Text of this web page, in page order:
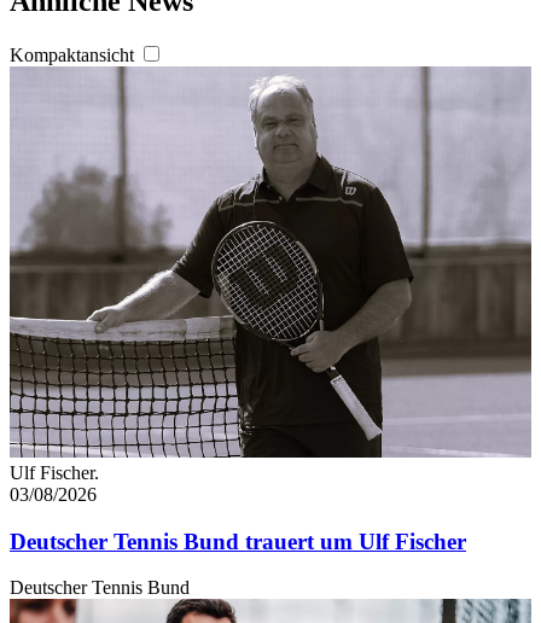
zu können und die Zugriffe auf unsere Website zu
analysieren. Außerdem geben wir Informationen zu Ihrer
Verwendung unserer Website an unsere Partner für
soziale Medien, Werbung und Analysen weiter. Unsere
Partner führen diese Informationen möglicherweise mit
weiteren Daten zusammen, die Sie ihnen bereitgestellt
haben oder die sie im Rahmen Ihrer Nutzung der Dienste
gesammelt haben. Die Cookie-Einstellungen
jederzeit über den Link im Footer aufgerufen und
angepasst werden.
Kompaktansicht
Ulf Fischer.
03/08/2026
Deutscher Tennis Bund trauert um Ulf Fischer
Deutscher Tennis Bund